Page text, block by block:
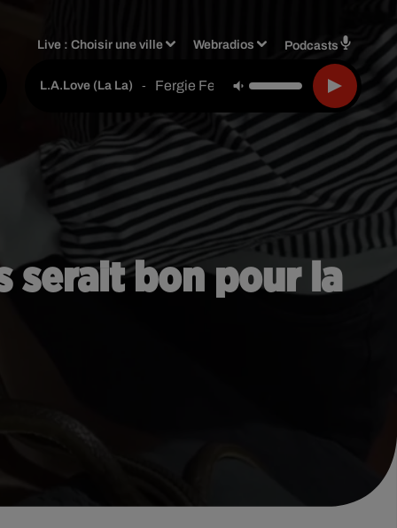
Live :Choisir une ville Webradios Podcasts
L.a.love (la La) - Fergie Feat. Yg
serait bon pour la